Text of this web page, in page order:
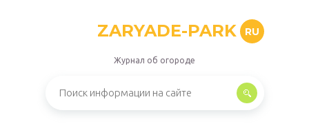
ZARYADE-PARK RU
Журнал об огороде